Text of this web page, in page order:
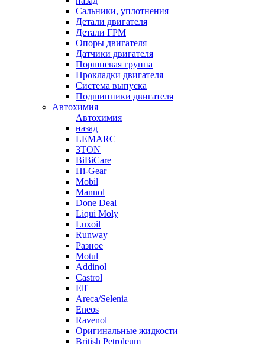
Сальники, уплотнения
Детали двигателя
Детали ГРМ
Опоры двигателя
Датчики двигателя
Поршневая группа
Прокладки двигателя
Система выпуска
Подшипники двигателя
Автохимия
Автохимия
назад
LEMARC
3TON
BiBiCare
Hi-Gear
Mobil
Mannol
Done Deal
Liqui Moly
Luxoil
Runway
Разное
Motul
Addinol
Castrol
Elf
Areca/Selenia
Eneos
Ravenol
Оригинальные жидкости
British Petroleum